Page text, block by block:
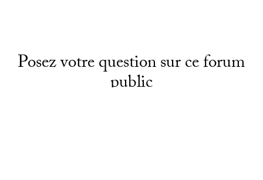
Posez votre question sur ce forum
public